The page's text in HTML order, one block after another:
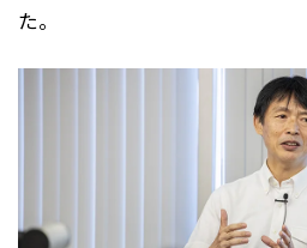
た。